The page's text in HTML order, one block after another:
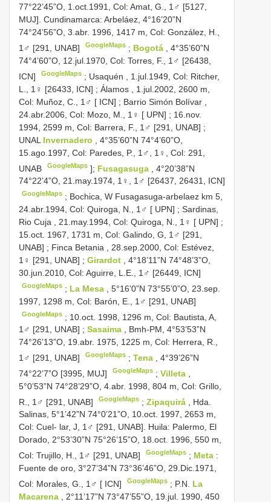
77°22’45”O, 1.oct.1991, Col: Amat, G., 1♂ [5127,
MUJ]. Cundinamarca: Arbeláez, 4°16’20”N
74°24’56”O, 3.abr. 1996, 1417 m, Col: González, H.,
1♂ [291, UNAB]
GoogleMaps ; Bogotá
, 4°35’60”N
74°4’60”O, 12.jul.1970, Col: Torres, F., 1♂ [26438,
ICN]
GoogleMaps ; Usaquén , 1.jul.1949, Col: Ritcher,
L., 1♀ [26433, ICN] ; Álamos , 1.jul.2002, 2600 m,
Col: Muñoz, C., 1♂ [ ICN] ; Barrio Simón Bolívar ,
24.abr.2006, Col: Mozo, M., 1♀ [ UPN] ; 16.nov.
1994, 2599 m, Col: Barrera, F., 1♂ [291, UNAB] ;
UNAL Invernadero
, 4°35’60”N 74°4’60”O,
15.ago.1997, Col: Paredes, P., 1♂, 1♀, Col: 291,
UNAB
GoogleMaps ]; Fusagasuga
, 4°20’38”N
74°22’4”O, 21.may.1974, 1♀, 1♂ [26437, 26431, ICN]
GoogleMaps ; Bochica, W Fusagasuga-arbelaez km 5,
24.abr.1994, Col: Quiroga, N., 1♂ [ UPN] ; Sardinas,
Rio Cuja , 21.may.1994, Col: Quiroga, N., 1♀ [ UPN] ;
15.oct. 1967, 1731 m, Col: Galindo, G, 1♂ [291,
UNAB] ; Finca Betania , 28.sep.2000, Col: Estévez,
1♀ [291, UNAB] ; Girardot
, 4°18’11”N 74°48’3”O,
30.jun.2010, Col: Aguirre, L.E., 1♂ [26449, ICN]
GoogleMaps ; La Mesa
, 5°16’0”N 73°55’0”O, 23.sep.
1997, 1298 m, Col: Barón, E., 1♂ [291, UNAB]
GoogleMaps ; 10.oct. 1998, 1296 m, Col: Bautista, A,
1♂ [291, UNAB] ; Sasaima , Bmh-PM, 4°53’53”N
74°26’13”O, 19.abr. 1975, 1225 m, Col: Herrera, R.,
1♂ [291, UNAB]
GoogleMaps ;Tena
, 4°39’26”N
74°22’7”O [3995, MUJ]
GoogleMaps ;Villeta
5°0’53”N 74°28’29”O, 4.abr. 1998, 804 m, Col: Grillo,
R., 1♂ [291, UNAB]
GoogleMaps ;Zipaquirá
, Hda.
Salinas, 5°1’42”N 74°0’21”O, 10.oct. 1997, 2653 m,
Col: Cuel- lar, J, 1♂ [291, UNAB]. Huila: Palermo, El
Dorado, 2°53’30”N 75°26’15”O, 18.oct. 1996, 550 m,
Col: Trujillo, H., 1♂ [291, UNAB]
GoogleMaps ; Meta :
Fuente de oro, 3°27’34”N 73°36’46”O, 29.Dic.1971,
Col: Morales, G., 1♂ [ ICN]
GoogleMaps ; P.N. La
Macarena
, 2°11’17”N 73°47’55”O, 19.jul. 1990, 450